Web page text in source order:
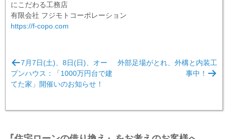
にこだわる工務店
有限会社 フジモトコーポレーション
https://f-copo.com
稿
ナ
ゲ
7月7日(土)、8日(日)、オー
プンハウス：「1000万円台で建
てた家」開催いのお知らせ！
外部足場がとれ、外構と内装工
事中！